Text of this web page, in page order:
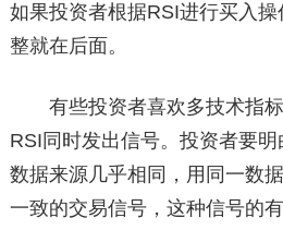
如果投资者根据RSI进行买入
整就在后面。
有些投资者喜欢多技术指标
RSI同时发出信号。投资者要
数据来源几乎相同，用同一数
一致的交易信号，这种信号的